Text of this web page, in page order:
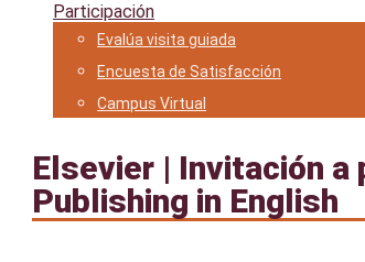
Participación
Evalúa visita guiada
Encuesta de Satisfacción
Campus Virtual
Elsevier | Invitación a
Publishing in English